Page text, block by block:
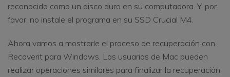
reconocido como un disco duro en su computadora. Y, por
favor, no instale el programa en su SSD Crucial M4.
Ahora vamos a mostrarle el proceso de recuperación con
Recoverit para Windows. Los usuarios de Mac pueden
realizar operaciones similares para finalizar la recuperación